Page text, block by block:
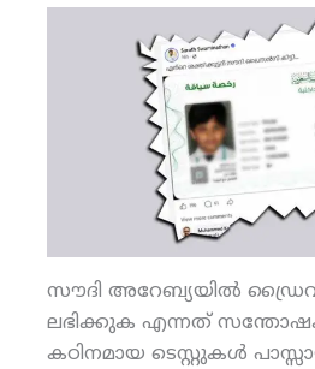
സൗദി അറേബ്യയില്‍
ലഭിക്കുക എന്നത്
കഠിനമായ ടെസ്റ്റുകള്‍